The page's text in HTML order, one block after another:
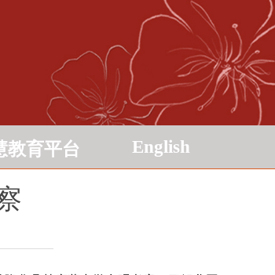
教育平台 English